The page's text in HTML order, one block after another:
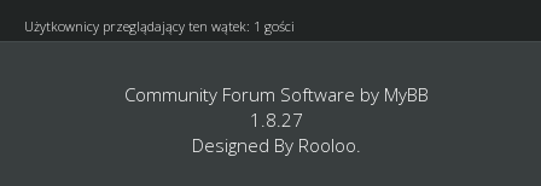
Użytkownicy przeglądający ten wątek: 1 gości
Community Forum Software by MyBB
1.8.27
Designed By Rooloo